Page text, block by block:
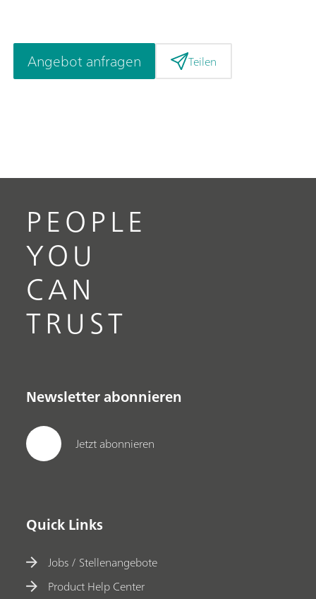
Angebot anfragen Teilen
PEOPLE
YOU
CAN
TRUST
Newsletter abonnieren
Jetzt abonnieren
Quick Links
Jobs / Stellenangebote
Product Help Center